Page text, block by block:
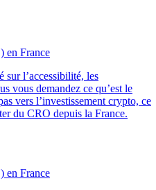
en France
sur l’accessibilité, les
vous demandez ce qu’est le
vers l’investissement crypto, ce
du CRO depuis la France.
en France